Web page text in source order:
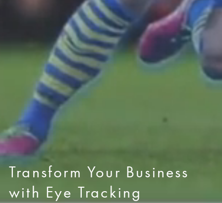
Transform Your Business
with Eye Tracking
マーケティング評価
医療ヘルスケア